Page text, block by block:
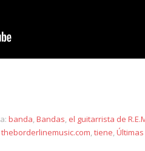
banda,Bandas, el guitarrista de
theborderlinemusic.com,tiene,